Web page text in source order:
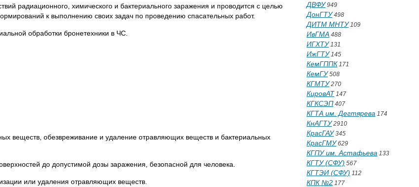
радиационного, химического и бактериального заражения и проводится с целью
к выполнению своих задач по проведению спасательных работ.
обработки бронетехники в ЧС.
веществ, обезвреживание и удаление отравляющих веществ и бактериальных
до допустимой дозы заражения, безопасной для человека.
или удаления отравляющих веществ.
ДВФУ949
ДонГТУ498
ДИТМ МНТУ109
ИвГМА 488
ИГХТУ131
ИжГТУ145
КемГППК 171
КемГУ508
КГМТУ270
КировАТ 147
КГКСЭП 407
КГТА им. Дегтярева 174
КнАГТУ2910
КрасГАУ345
КрасГМУ629
КГПУ им. Астафьева 133
КГТУ (СФУ) 567
КГТЭИ (СФУ) 112
КПК №2 177